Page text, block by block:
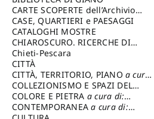
CARTE SCOPERTE dell’Archivio
Storico Capitolino
CASE, QUARTIERI e PAESAGGI
CATALOGHI MOSTRE
CHIAROSCURO. RICERCHE DI
STORIA E STORIA DELL'ARTE
cura di: Di Carpegna Falconieri
Tommaso
Chieti-Pescara
CITTÀ
CITTÀ, TERRITORIO, PIANO a cura
di: Imbesi Giuseppe
COLLEZIONISMO E SPAZI DEL
COLLEZIONISMO a cura di:
Magnani Lauro
COLORE E PIETRA a cura di:
Selvaggi Giuseppe
CONTEMPORANEAa cura di: